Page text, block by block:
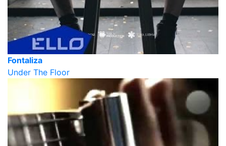
Fontaliza
Under The Floor